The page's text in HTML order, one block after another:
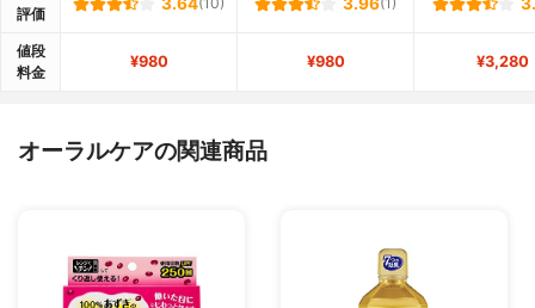
評価
3.64 3.96
値段
料金
¥980 ¥980 ¥3,280
オーラルケアの関連商品